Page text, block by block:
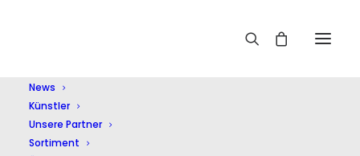
News
Künstler
Unsere Partner
Sortiment